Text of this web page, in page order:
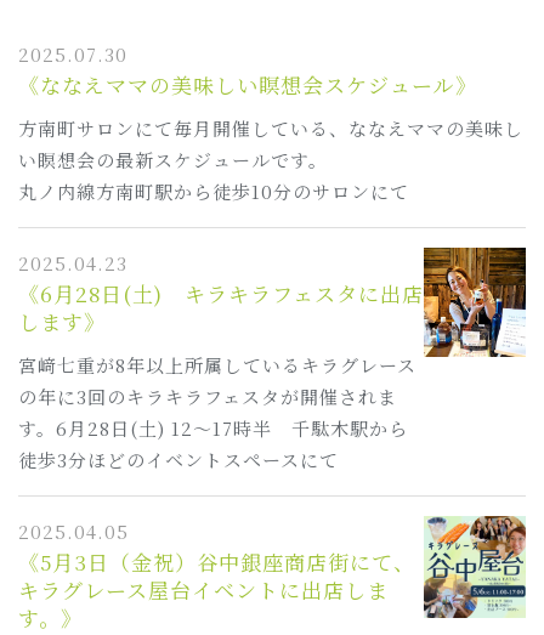
2025.07.30
《ななえママの美味しい瞑想会スケジュール》
方南町サロンにて毎月開催している、ななえママの美味し
い瞑想会の最新スケジュールです。
丸ノ内線方南町駅から徒歩10分のサロンにて
2025.04.23
《6月28日(土) キラキラフェスタに出店
します》
宮﨑七重が8年以上所属しているキラグレース
の年に3回のキラキラフェスタが開催されま
す。6月28日(土) 12～17時半 千駄木駅から
徒歩3分ほどのイベントスペースにて
2025.04.05
《5月3日（金祝）谷中銀座商店街にて、
キラグレース屋台イベントに出店しま
す。》